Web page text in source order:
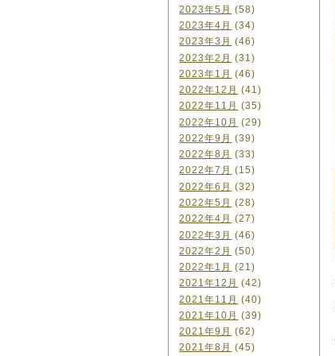
2023年5月 (58)
2023年4月 (34)
2023年3月 (46)
2023年2月 (31)
2023年1月 (46)
2022年12月 (41)
2022年11月 (35)
2022年10月 (29)
2022年9月 (39)
2022年8月 (33)
2022年7月 (15)
2022年6月 (32)
2022年5月 (28)
2022年4月 (27)
2022年3月 (46)
2022年2月 (50)
2022年1月 (21)
2021年12月 (42)
2021年11月 (40)
2021年10月 (39)
2021年9月 (62)
2021年8月 (45)